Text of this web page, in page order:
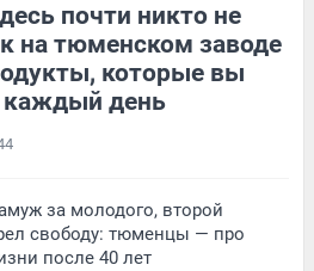
почти никто не
на тюменском заводе
которые вы
каждый день
за молодого, второй
свободу: тюменцы — про
после 40 лет